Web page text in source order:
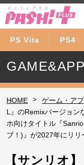
PS Vita PS4
GAME&APP
HOME > ゲーム・ア
L』のRemixバージョン
ホ向けタイトル『
ブ！)』が2027年にリリ
【サンリオ